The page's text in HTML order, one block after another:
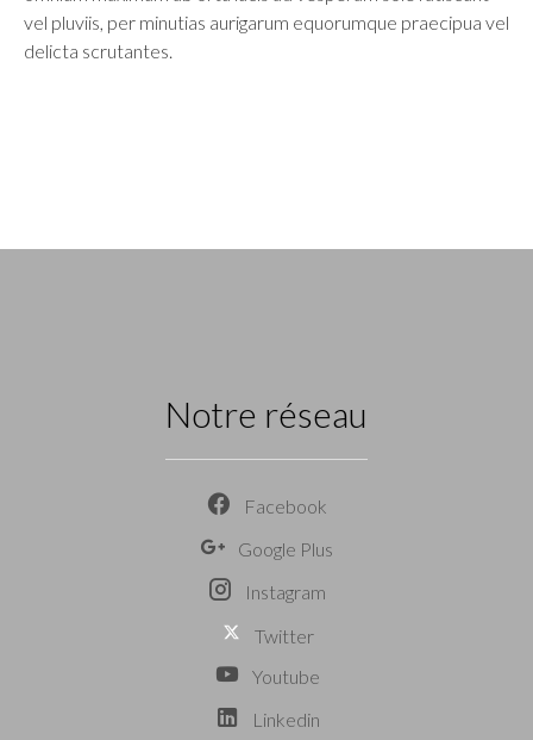
vel pluviis, per minutias aurigarum equorumque praecipua vel
delicta scrutantes.
Notre réseau
Facebook
Google Plus
Instagram
Twitter
Youtube
Linkedin